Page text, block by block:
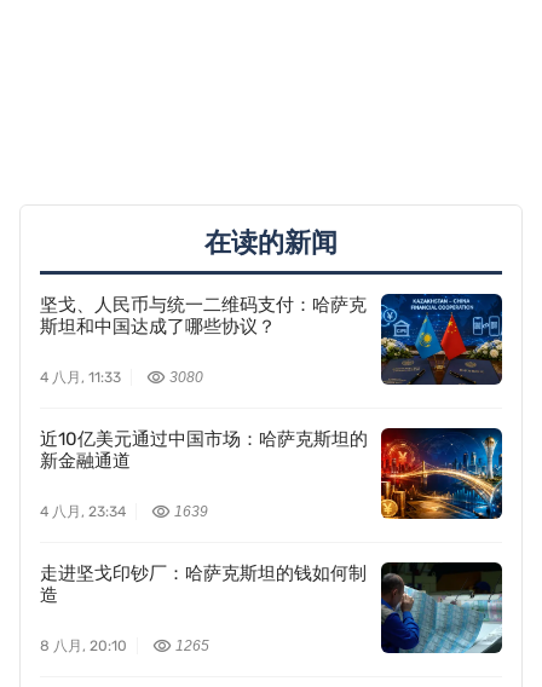
在读的新闻
坚戈、人民币与统一二维码支付：哈萨克
斯坦和中国达成了哪些协议？
4 八月, 11:33 3080
近10亿美元通过中国市场：哈萨克斯坦的
新金融通道
4 八月, 23:34 1639
走进坚戈印钞厂：哈萨克斯坦的钱如何制
造
8 八月, 20:10 1265